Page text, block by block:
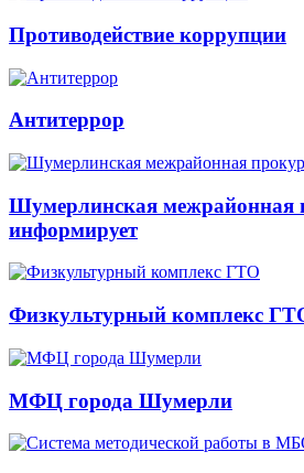
Противодействие коррупции
Антитеррор
Шумерлинская межрайонная
информирует
Физкультурный комплекс
МФЦ города Шумерли